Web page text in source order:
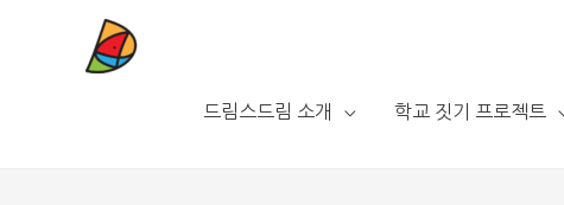
드림스드림 소개 학교 짓기 프로젝트